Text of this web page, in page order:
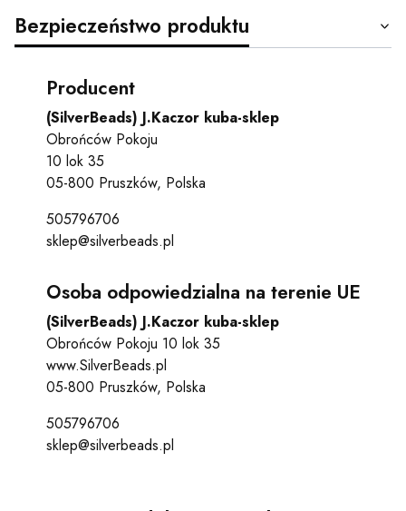
Bezpieczeństwo produktu
Producent
(SilverBeads) J.Kaczor kuba-sklep
Obrońców Pokoju
10 lok 35
05-800 Pruszków, Polska
505796706
sklep@silverbeads.pl
Osoba odpowiedzialna na terenie UE
(SilverBeads) J.Kaczor kuba-sklep
Obrońców Pokoju 10 lok 35
www.SilverBeads.pl
05-800 Pruszków, Polska
505796706
sklep@silverbeads.pl